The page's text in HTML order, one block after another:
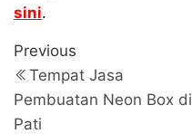
sini.
Navigasi
pos
Previous
Post
Previous
Tempat Jasa
Pembuatan Neon Box di
Pati